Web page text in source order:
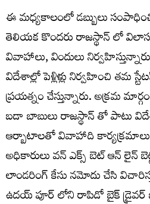
ఈ మధ్యకాలంలో డబ్బులు
తెలియక కొందరు రాజస్థాన్ లో
వివాహాలు, విందులు
విదేశాల్లో పెళ్లిళ్లు నిర్వహించి తమ
ప్రయత్నం చేస్తున్నారు. అక్రమ
బడా బాబులు రాజస్థాన్ తో పాటు
ఆర్బాటాలతో వివాహాది కార్యక్రమాలు
అధికారులు వన్ ఎక్స్ బెట్ ఆన్
లాండరింగ్ కేసు నమోదు చేసి
ఉదయ్ పూర్ లోని రాపిడో బైక్ డ్రైవర్